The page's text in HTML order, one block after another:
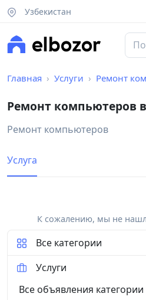
Узбекистан
Главная Услуги Ремонт
Ремонт компьютеров
Ремонт компьютеров
Услуга
К сожалению, мы не
Все категории
Услуги
Все объявления категории